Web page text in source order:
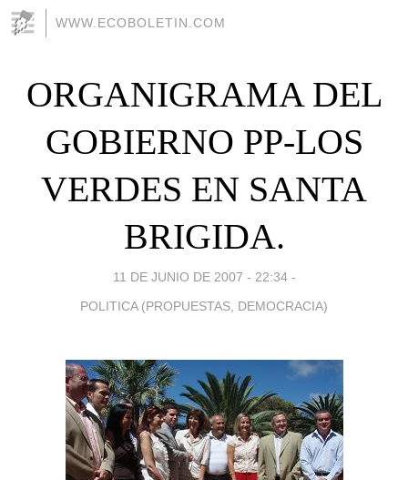
WWW.ECOBOLETIN.COM
ORGANIGRAMA DEL
GOBIERNO PP-LOS
VERDES EN SANTA
BRIGIDA.
11 DE JUNIO DE 2007 - 22:34 -
POLITICA (PROPUESTAS, DEMOCRACIA)